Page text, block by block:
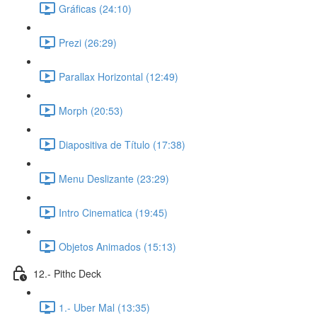
Gráficas (24:10)
Prezi (26:29)
Parallax Horizontal (12:49)
Morph (20:53)
Diapositiva de Título (17:38)
Menu Deslizante (23:29)
Intro Cinematica (19:45)
Objetos Animados (15:13)
12.- Pithc Deck
1.- Uber Mal (13:35)